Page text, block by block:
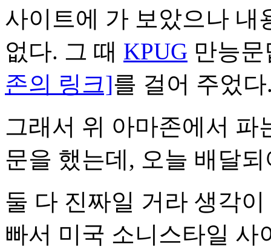
사이트에 가 보았으나 내
없다. 그 때 KPUG 만능
존의 링크]를 걸어 주었
그래서 위 아마존에서 파
문을 했는데, 오늘 배달
둘 다 진짜일 거라 생각
빠서 미국 소니스타일 사